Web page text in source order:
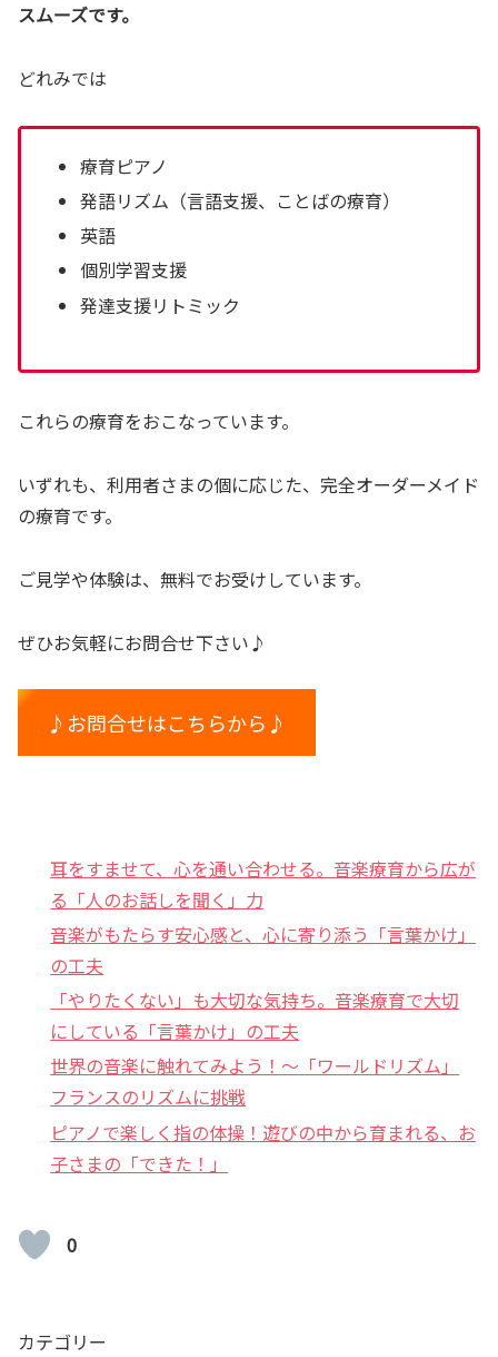
スムーズです。
どれみでは
療育ピアノ
発語リズム（言語支援、ことばの療育）
英語
個別学習支援
発達支援リトミック
これらの療育をおこなっています。
いずれも、利用者さまの個に応じた、完全オーダーメイド
の療育です。
ご見学や体験は、無料でお受けしています。
ぜひお気軽にお問合せ下さい♪
♪お問合せはこちらから♪
耳をすませて、心を通い合わせる。音楽療育から広が
る「人のお話しを聞く」力
音楽がもたらす安心感と、心に寄り添う「言葉かけ」
の工夫
「やりたくない」も大切な気持ち。音楽療育で大切
にしている「言葉かけ」の工夫
世界の音楽に触れてみよう！〜「ワールドリズム」
フランスのリズムに挑戦
ピアノで楽しく指の体操！遊びの中から育まれる、お
子さまの「できた！」
0
カテゴリー